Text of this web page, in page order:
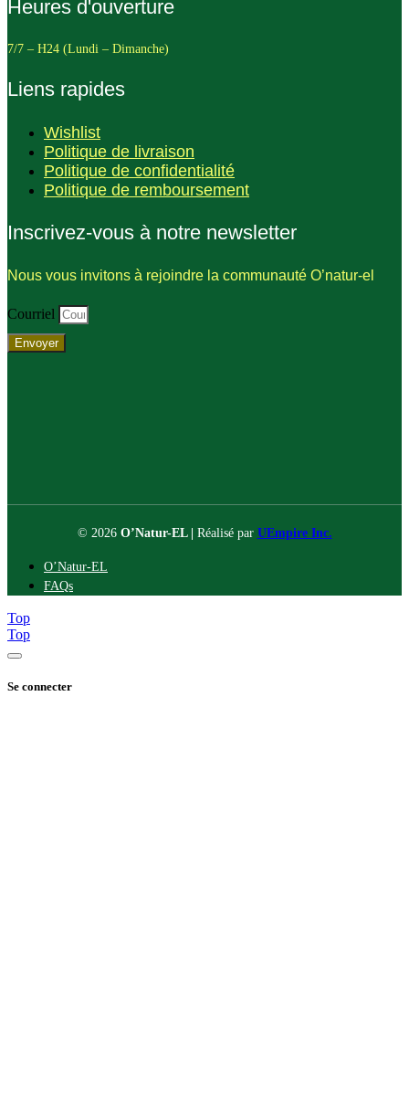
Heures d'ouverture
7/7 – H24 (Lundi – Dimanche)
Liens rapides
Wishlist
Politique de livraison
Politique de confidentialité
Politique de remboursement
Inscrivez-vous à notre newsletter
Nous vous invitons à rejoindre la communauté O’natur-el
Courriel
Envoyer
© 2026 O’Natur-EL | Réalisé par UEmpire Inc.
O’Natur-EL
FAQs
Top
Top
Se connecter